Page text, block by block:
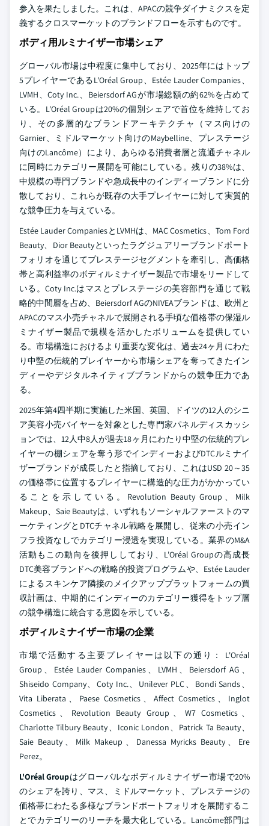
参入を果たしました。これは、APACの競争ダイナミクスを定
義するクロスマーケットのブランドフローを示すものです。
ボディ用ルミナイザー市場シェア
グローバル市場は中程度に集中しており、2025年にはトップ
5プレイヤーであるL'Oréal Group、Estée Lauder Companies、
LVMH、Coty Inc.、Beiersdorf AGが市場総額の約62%を占めて
いる。L'Oréal Groupは20%の個別シェアで首位を維持してお
り、その多層的なブランドアーキテクチャ（マス向けの
Garnier、ミドルマーケット向けのMaybelline、プレステージ
向けのLancôme）により、あらゆる消費者層と流通チャネル
に同時にカテゴリー展開を可能にしている。残りの38%は、
中規模の専門ブランドや急成長中のインディーブランドに分
散しており、これらが既存の大手プレイヤーに対して実質的
な競争圧力を与えている。
Estée Lauder CompaniesとLVMHは、MAC Cosmetics、Tom Ford
Beauty、Dior Beautyといったラグジュアリーブランドポート
フォリオを通じてプレステージセグメントを牽引し、高価格
帯と高利益率のボディルミナイザー製品で市場をリードして
いる。Coty Inc.はマスとプレステージの美容部門を通じて戦
略的中間層を占め、Beiersdorf AGのNIVEAブランドは、欧州と
APACのマス小売チャネルで展開される手頃な価格帯の保湿ル
ミナイザー製品で規模を活かしたボリュームを提供してい
る。市場構造におけるより重要な変化は、過去24ヶ月にわた
り中堅の伝統的プレイヤーから市場シェアを奪ってきたイン
ディーやデジタルネイティブブランドからの競争圧力であ
る。
2025年第4四半期に実施した米国、英国、ドイツの12人のシニ
ア美容小売バイヤーを対象とした専門家パネルディスカッシ
ョンでは、12人中8人が過去18ヶ月にわたり中堅の伝統的プレ
イヤーの棚シェアを奪う形でインディーおよびDTCルミナイ
ザーブランドが成長したと指摘しており、これはUSD 20～35
の価格帯に位置するプレイヤーに構造的な圧力がかかってい
ることを示している。Revolution Beauty Group、Milk
Makeup、Saie Beautyは、いずれもソーシャルファーストのマ
ーケティングとDTCチャネル戦略を展開し、従来の小売イン
フラ投資なしでカテゴリー浸透を実現している。業界のM&A
活動もこの動向を後押ししており、L'Oréal Groupの高成長
DTC美容ブランドへの戦略的投資プログラムや、Estée Lauder
によるスキンケア隣接のメイクアッププラットフォームの買
収計画は、中期的にインディーのカテゴリー獲得をトップ層
の競争構造に統合する意図を示している。
ボディルミナイザー市場の企業
市場で活動する主要プレイヤーは以下の通り：
L'Oréal
Group、Estée Lauder Companies、LVMH、Beiersdorf AG、
Shiseido Company、Coty Inc.、Unilever PLC、Bondi Sands、
Vita Liberata、Paese Cosmetics、Affect Cosmetics、Inglot
Cosmetics、Revolution Beauty Group、W7 Cosmetics、
Charlotte Tilbury Beauty、Iconic London、Patrick Ta Beauty、
Saie Beauty、Milk Makeup、Danessa Myricks Beauty、Ere
Perez。
L'Oréal Groupはグローバルなボディルミナイザー市場で20%
のシェアを誇り、マス、ミドルマーケット、プレステージの
価格帯にわたる多様なブランドポートフォリオを展開するこ
とでカテゴリーのリーチを最大化している。Lancôme部門は